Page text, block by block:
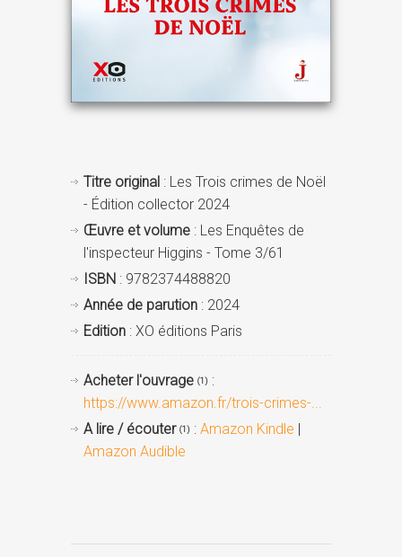
Titre original : Les Trois crimes de Noël
- Édition collector 2024
Œuvre et volume : Les Enquêtes de
l'inspecteur Higgins - Tome 3/61
ISBN : 9782374488820
Année de parution : 2024
Edition : XO éditions Paris
Acheter l'ouvrage (1) :
https://www.amazon.fr/trois-crimes-...
A lire / écouter (1) : Amazon Kindle |
Amazon Audible